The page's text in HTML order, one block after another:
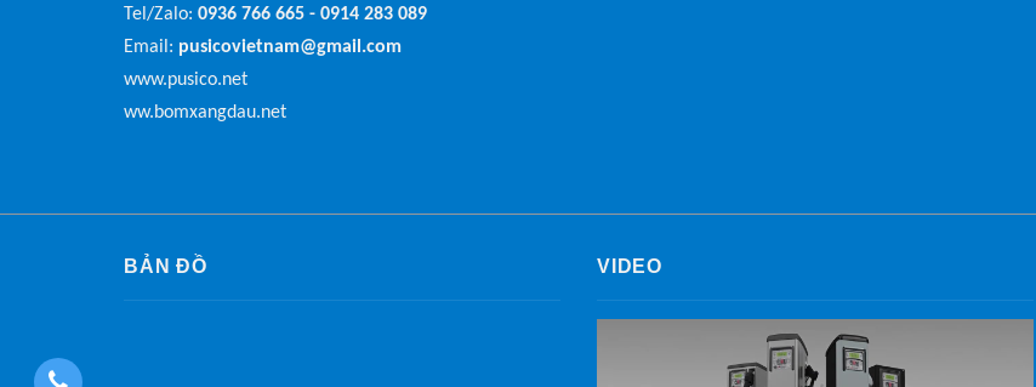
Tel/Zalo: 0936 766 665 - 0914 283 089
Email: pusicovietnam@gmail.com
www.pusico.net
ww.bomxangdau.net
BẢN ĐỒ VIDEO